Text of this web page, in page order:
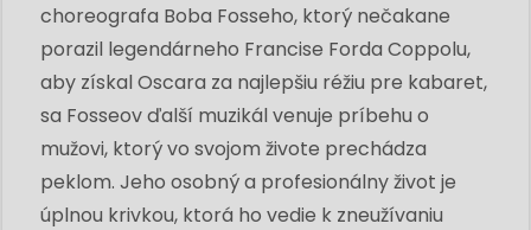
choreografa Boba Fosseho, ktorý nečakane
porazil legendárneho Francise Forda Coppolu,
aby získal Oscara za najlepšiu réžiu pre kabaret,
sa Fosseov ďalší muzikál venuje príbehu o
mužovi, ktorý vo svojom živote prechádza
peklom. Jeho osobný a profesionálny život je
úplnou krivkou, ktorá ho vedie k zneužívaniu